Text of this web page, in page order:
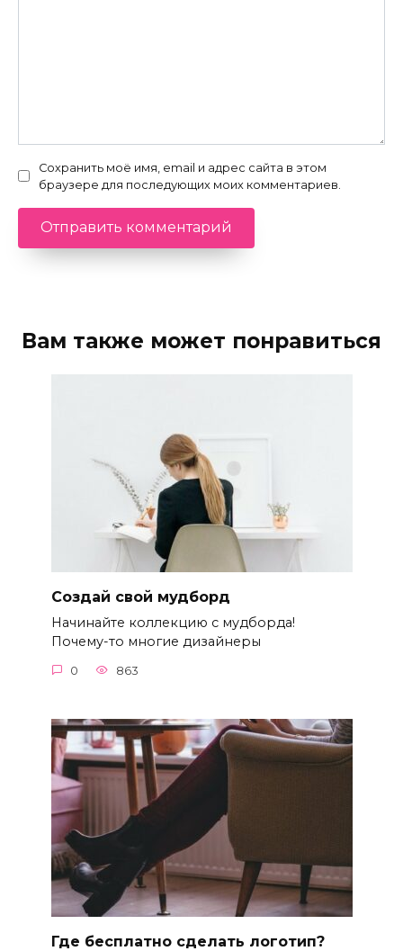
Сохранить моё имя, email и адрес сайта в этом
браузере для последующих моих комментариев.
Вам также может понравиться
Создай свой мудборд
Начинайте коллекцию с мудборда!
Почему-то многие дизайнеры
0 863
Где бесплатно сделать логотип?